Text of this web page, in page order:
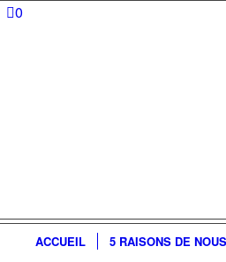
0
ACCUEIL 5 RAISONS DE